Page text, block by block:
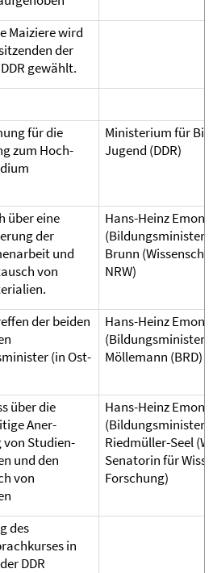
Maiziere wird
der
gewählt.
für die
zum Hoch-
Ministerium für
Jugend (DDR)
über eine
der
und
von
Hans-Heinz Emons
(Bildungsminister
Brunn
NRW)
der beiden
(in Ost-
Hans-Heinz Emons
(Bildungsminister
Möllemann (BRD)
über die
Aner-
von Studien-
und den
von
Hans-Heinz Emons
(Bildungsminister
Riedmüller-Seel
Senatorin für
Forschung)
des
in
DDR